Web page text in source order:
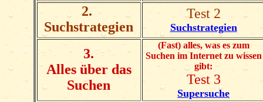
2.
Suchstrategien
Test 2
Suchstrategien
3.
Alles über das
Suchen
(Fast) alles, was es zum
Suchen im Internet zu wissen
gibt:
Test 3
Supersuche